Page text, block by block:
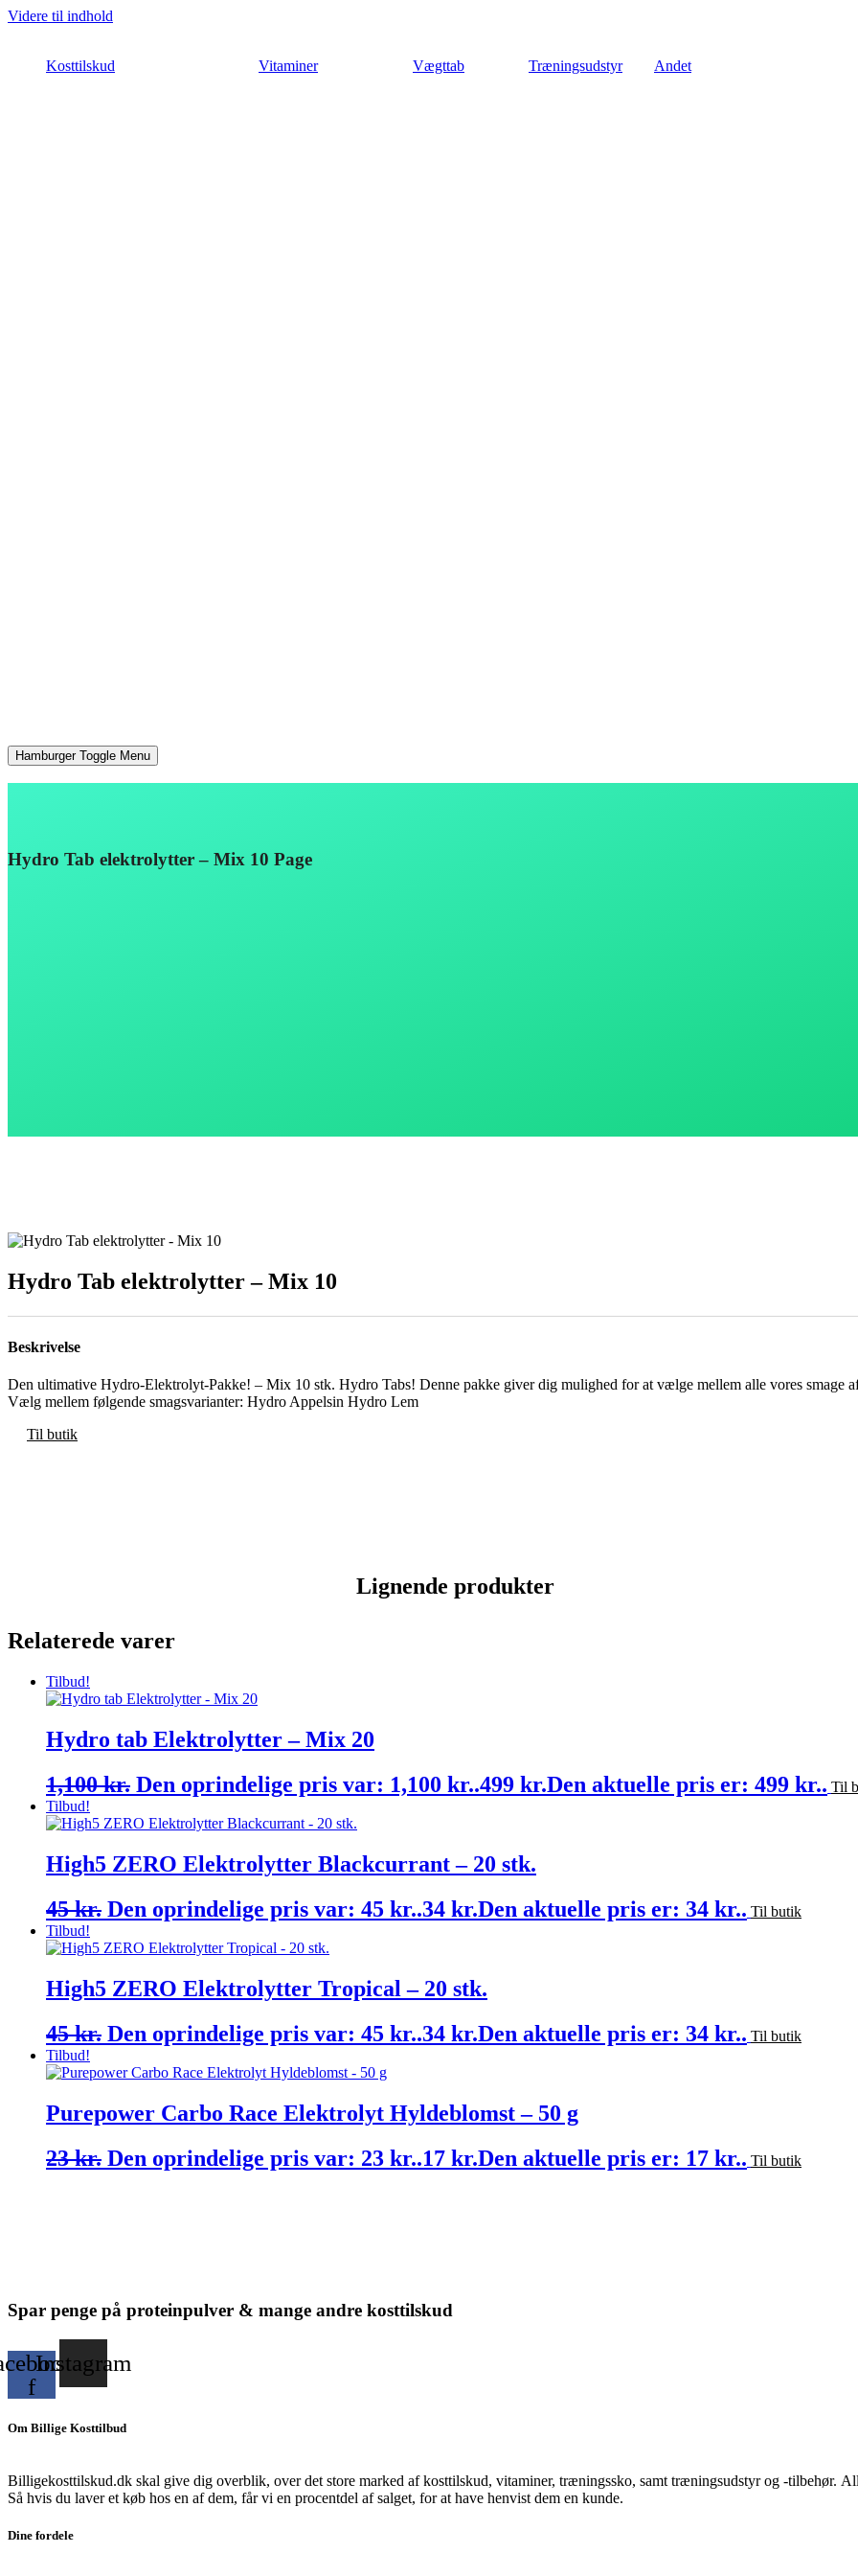
Videre til indhold
Kosttilskud Vitaminer Vægttab Træningsudstyr Andet
Hamburger Toggle Menu
Hydro Tab elektrolytter – Mix 10 Page
Hydro Tab elektrolytter – Mix 10
Beskrivelse
Den ultimative Hydro-Elektrolyt-Pakke! – Mix 10 stk. Hydro Tabs! Denne pakke giver dig mulighed for at vælge mellem alle vores smage
Vælg mellem følgende smagsvarianter: Hydro Appelsin Hydro Lem
Til butik
Lignende produkter
Relaterede varer
Tilbud!
Hydro tab Elektrolytter – Mix 20
1,100kr. Den oprindelige pris var: 1,100 kr..499 kr.Den aktuelle pris er: 499 kr.. Til
Tilbud!
High5 ZERO Elektrolytter Blackcurrant – 20 stk.
45kr. Den oprindelige pris var: 45 kr..34 kr.Den aktuelle pris er: 34 kr.. Til butik
Tilbud!
High5 ZERO Elektrolytter Tropical – 20 stk.
45kr. Den oprindelige pris var: 45 kr..34 kr.Den aktuelle pris er: 34 kr.. Til butik
Tilbud!
Purepower Carbo Race Elektrolyt Hyldeblomst – 50 g
23kr. Den oprindelige pris var: 23 kr..17 kr.Den aktuelle pris er: 17 kr.. Til butik
Spar penge på proteinpulver & mange andre kosttilskud
f
Instagram
Om Billige Kosttilbud
Billigekosttilskud.dk skal give dig overblik, over det store marked af kosttilskud, vitaminer, træningssko, samt træningsudstyr og -tilbehør.
Så hvis du laver et køb hos en af dem, får vi en procentdel af salget, for at have henvist dem en kunde.
Dine fordele